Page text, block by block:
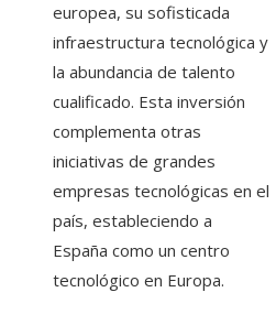
europea, su sofisticada
infraestructura tecnológica y
la abundancia de talento
cualificado. Esta inversión
complementa otras
iniciativas de grandes
empresas tecnológicas en el
país, estableciendo a
España como un centro
tecnológico en Europa.​